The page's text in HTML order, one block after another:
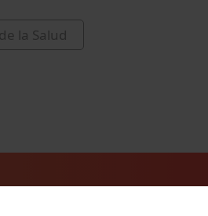
la Salud